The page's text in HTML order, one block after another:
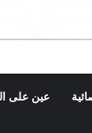
عين على